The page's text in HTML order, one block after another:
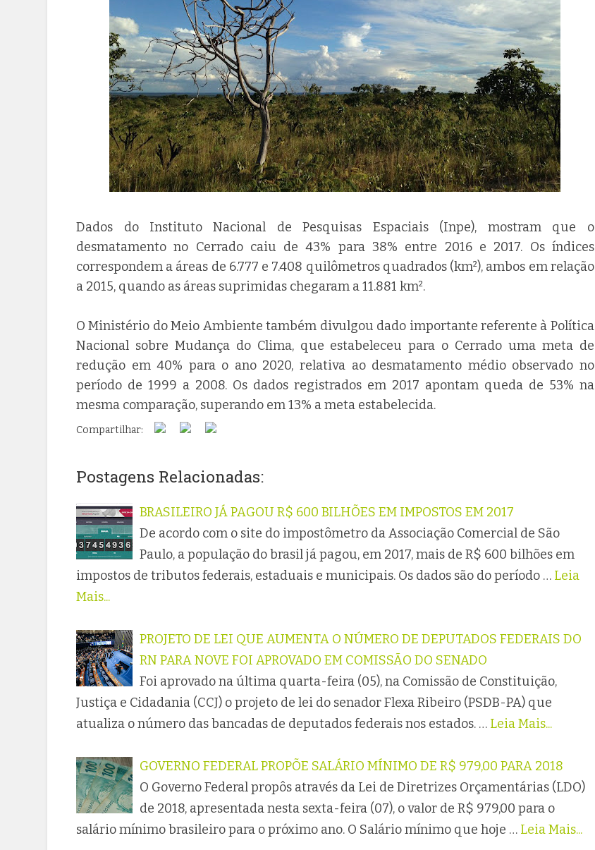
Dados do Instituto Nacional de Pesquisas Espaciais (Inpe), mostram que o
desmatamento no Cerrado caiu de 43% para 38% entre 2016 e 2017. Os índices
correspondem a áreas de 6.777 e 7.408 quilômetros quadrados (km²), ambos em relação
a 2015, quando as áreas suprimidas chegaram a 11.881 km².
O Ministério do Meio Ambiente também divulgou dado importante referente à Política
Nacional sobre Mudança do Clima, que estabeleceu para o Cerrado uma meta de
redução em 40% para o ano 2020, relativa ao desmatamento médio observado no
período de 1999 a 2008. Os dados registrados em 2017 apontam queda de 53% na
mesma comparação, superando em 13% a meta estabelecida.
Compartilhar:
Postagens Relacionadas:
BRASILEIRO JÁ PAGOU R$ 600 BILHÕES EM IMPOSTOS EM 2017
De acordo com o site do impostômetro da Associação Comercial de São
Paulo, a população do brasil já pagou, em 2017, mais de R$ 600 bilhões em
impostos de tributos federais, estaduais e municipais. Os dados são do período … Leia
Mais...
PROJETO DE LEI QUE AUMENTA O NÚMERO DE DEPUTADOS FEDERAIS DO
RN PARA NOVE FOI APROVADO EM COMISSÃO DO SENADO
Foi aprovado na última quarta-feira (05), na Comissão de Constituição,
Justiça e Cidadania (CCJ) o projeto de lei do senador Flexa Ribeiro (PSDB-PA) que
atualiza o número das bancadas de deputados federais nos estados. … Leia Mais...
GOVERNO FEDERAL PROPÕE SALÁRIO MÍNIMO DE R$ 979,00 PARA 2018
O Governo Federal propôs através da Lei de Diretrizes Orçamentárias (LDO)
de 2018, apresentada nesta sexta-feira (07), o valor de R$ 979,00 para o
salário mínimo brasileiro para o próximo ano. O Salário mínimo que hoje … Leia Mais...